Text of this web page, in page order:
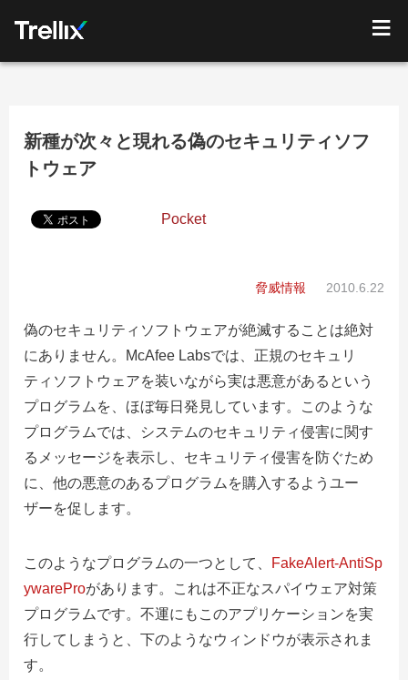
新種が次々と現れる偽のセキュリティソフ
トウェア
Pocket
脅威情報 2010.6.22
偽のセキュリティソフトウェアが絶滅することは絶対
にありません。McAfee Labsでは、正規のセキュリ
ティソフトウェアを装いながら実は悪意があるという
プログラムを、ほぼ毎日発見しています。このような
プログラムでは、システムのセキュリティ侵害に関す
るメッセージを表示し、セキュリティ侵害を防ぐため
に、他の悪意のあるプログラムを購入するようユー
ザーを促します。
このようなプログラムの一つとして、
FakeAlert-AntiSp
ywareProがあります。これは不正なスパイウェア対策
プログラムです。不運にもこのアプリケーションを実
行してしまうと、下のようなウィンドウが表示されま
す。